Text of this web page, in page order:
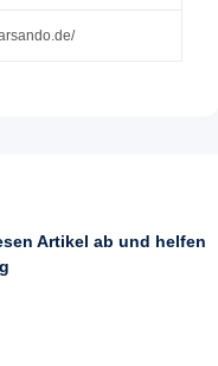
Artikel ab und helfen